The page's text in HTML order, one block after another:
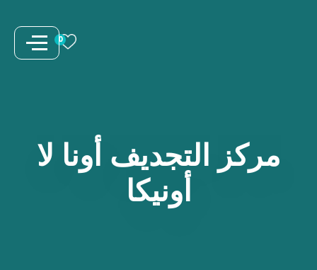
0
مركز التجديف أونا لا
أونيكا